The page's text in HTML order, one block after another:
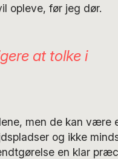
opleve, før jeg dør.
at tolke i
men de kan være
og ikke
en klar